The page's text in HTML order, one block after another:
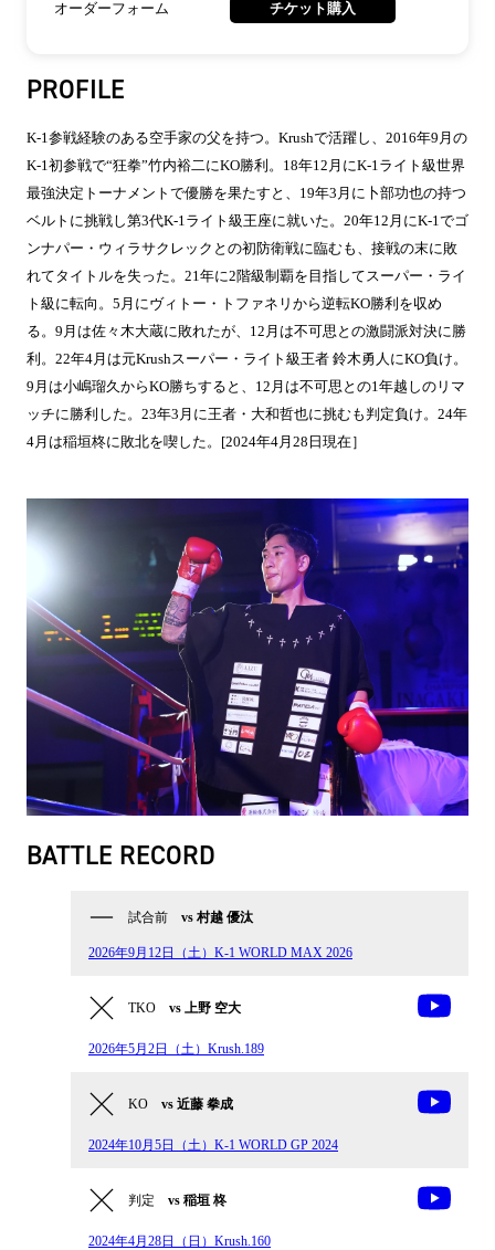
オーダーフォーム チケット購入
PROFILE
K-1参戦経験のある空手家の父を持つ。Krushで活躍し、2016年9月の
K-1初参戦で“狂拳”竹内裕二にKO勝利。18年12月にK-1ライト級世界
最強決定トーナメントで優勝を果たすと、19年3月に卜部功也の持つ
ベルトに挑戦し第3代K-1ライト級王座に就いた。20年12月にK-1でゴ
ンナパー・ウィラサクレックとの初防衛戦に臨むも、接戦の末に敗
れてタイトルを失った。21年に2階級制覇を目指してスーパー・ライ
ト級に転向。5月にヴィトー・トファネリから逆転KO勝利を収め
る。9月は佐々木大蔵に敗れたが、12月は不可思との激闘派対決に勝
利。22年4月は元Krushスーパー・ライト級王者 鈴木勇人にKO負け。
9月は小嶋瑠久からKO勝ちすると、12月は不可思との1年越しのリマ
ッチに勝利した。23年3月に王者・大和哲也に挑むも判定負け。24年
4月は稲垣柊に敗北を喫した。[2024年4月28日現在］
BATTLE RECORD
試合前 vs 村越 優汰
2026年9月12日（土）K-1 WORLD MAX 2026
TKO vs 上野 空大
2026年5月2日（土）Krush.189
KO vs 近藤 拳成
2024年10月5日（土）K-1 WORLD GP 2024
判定 vs 稲垣 柊
2024年4月28日（日）Krush.160